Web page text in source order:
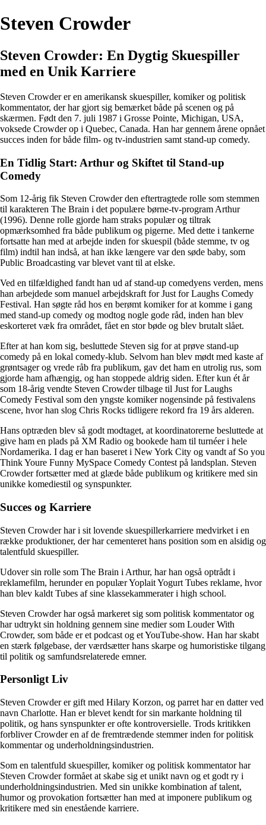
Steven Crowder
Steven Crowder: En Dygtig Skuespiller
med en Unik Karriere
Steven Crowder er en amerikansk skuespiller, komiker og politisk
kommentator, der har gjort sig bemærket både på scenen og på
skærmen. Født den 7. juli 1987 i Grosse Pointe, Michigan, USA,
voksede Crowder op i Quebec, Canada. Han har gennem årene opnået
succes inden for både film- og tv-industrien samt stand-up comedy.
En Tidlig Start: Arthur og Skiftet til Stand-up
Comedy
Som 12-årig fik Steven Crowder den eftertragtede rolle som stemmen
til karakteren The Brain i det populære børne-tv-program Arthur
(1996). Denne rolle gjorde ham straks populær og tiltrak
opmærksomhed fra både publikum og pigerne. Med dette i tankerne
fortsatte han med at arbejde inden for skuespil (både stemme, tv og
film) indtil han indså, at han ikke længere var den søde baby, som
Public Broadcasting var blevet vant til at elske.
Ved en tilfældighed fandt han ud af stand-up comedyens verden, mens
han arbejdede som manuel arbejdskraft for Just for Laughs Comedy
Festival. Han søgte råd hos en berømt komiker for at komme i gang
med stand-up comedy og modtog nogle gode råd, inden han blev
eskorteret væk fra området, fået en stor bøde og blev brutalt slået.
Efter at han kom sig, besluttede Steven sig for at prøve stand-up
comedy på en lokal comedy-klub. Selvom han blev mødt med kaste af
grøntsager og vrede råb fra publikum, gav det ham en utrolig rus, som
gjorde ham afhængig, og han stoppede aldrig siden. Efter kun ét år
som 18-årig vendte Steven Crowder tilbage til Just for Laughs
Comedy Festival som den yngste komiker nogensinde på festivalens
scene, hvor han slog Chris Rocks tidligere rekord fra 19 års alderen.
Hans optræden blev så godt modtaget, at koordinatorerne besluttede at
give ham en plads på XM Radio og bookede ham til turnéer i hele
Nordamerika. I dag er han baseret i New York City og vandt af So you
Think Youre Funny MySpace Comedy Contest på landsplan. Steven
Crowder fortsætter med at glæde både publikum og kritikere med sin
unikke komediestil og synspunkter.
Succes og Karriere
Steven Crowder har i sit lovende skuespillerkarriere medvirket i en
række produktioner, der har cementeret hans position som en alsidig og
talentfuld skuespiller.
Udover sin rolle som The Brain i Arthur, har han også optrådt i
reklamefilm, herunder en populær Yoplait Yogurt Tubes reklame, hvor
han blev kaldt Tubes af sine klassekammerater i high school.
Steven Crowder har også markeret sig som politisk kommentator og
har udtrykt sin holdning gennem sine medier som Louder With
Crowder, som både er et podcast og et YouTube-show. Han har skabt
en stærk følgebase, der værdsætter hans skarpe og humoristiske tilgang
til politik og samfundsrelaterede emner.
Personligt Liv
Steven Crowder er gift med Hilary Korzon, og parret har en datter ved
navn Charlotte. Han er blevet kendt for sin markante holdning til
politik, og hans synspunkter er ofte kontroversielle. Trods kritikken
forbliver Crowder en af ​​de fremtrædende stemmer inden for politisk
kommentar og underholdningsindustrien.
Som en talentfuld skuespiller, komiker og politisk kommentator har
Steven Crowder formået at skabe sig et unikt navn og et godt ry i
underholdningsindustrien. Med sin unikke kombination af talent,
humor og provokation fortsætter han med at imponere publikum og
kritikere med sin enestående karriere.